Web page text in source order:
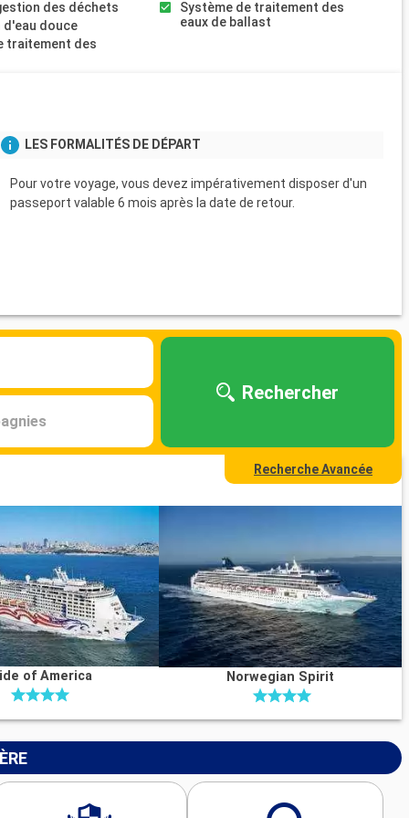
des déchets
douce
traitement des
Système de traitement des
eaux de ballast
LES FORMALITÉS DE DÉPART
Pour votre voyage, vous devez impérativement disposer d'un
passeport valable 6 mois après la date de retour.
Rechercher
Recherche Avancée
of America Norwegian Spirit